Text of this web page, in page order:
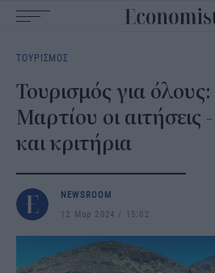
navigation
ΤΟΥΡΙΣΜΟΣ
Τουρισμός για
Μαρτίου οι αιτήσεις
και κριτήρια
NEWSROOM
12 Μαρ 2024
15:02